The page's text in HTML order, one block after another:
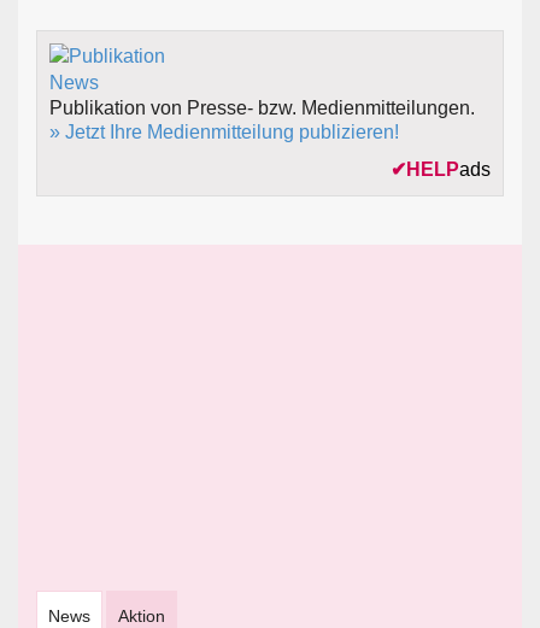
Publikation von Presse- bzw. Medienmitteilungen.
» Jetzt Ihre Medienmitteilung publizieren!
✔ HELPads
News Aktion